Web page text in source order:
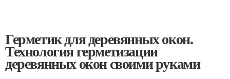
Герметик для деревянных окон.
Технология герметизации
деревянных окон своими руками